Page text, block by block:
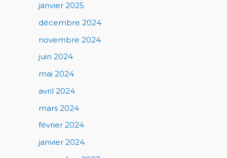
janvier 2025
décembre 2024
novembre 2024
juin 2024
mai 2024
avril 2024
mars 2024
février 2024
janvier 2024